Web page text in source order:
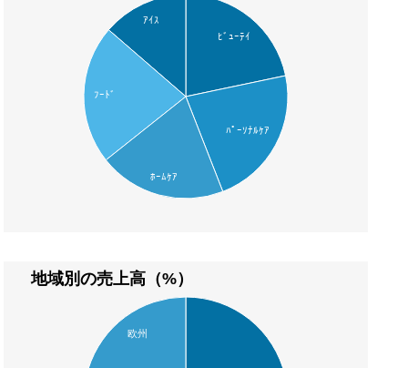
ﾋﾞｭｰﾃｲ
ﾊﾟｰｿﾅﾙｹｱ
ｱｲｽ
ﾌｰﾄﾞ
ﾎｰﾑｹｱ
地域別の売上高（%）
欧州